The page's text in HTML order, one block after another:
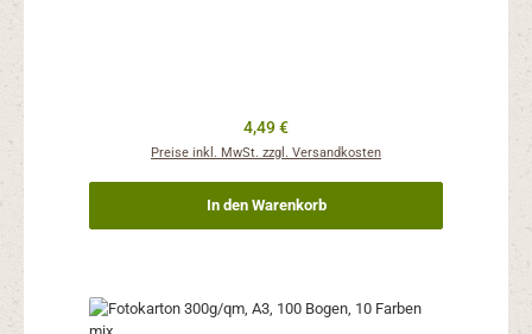
Regulärer Preis:
4,49 €
Preise inkl. MwSt. zzgl. Versandkosten
In den Warenkorb